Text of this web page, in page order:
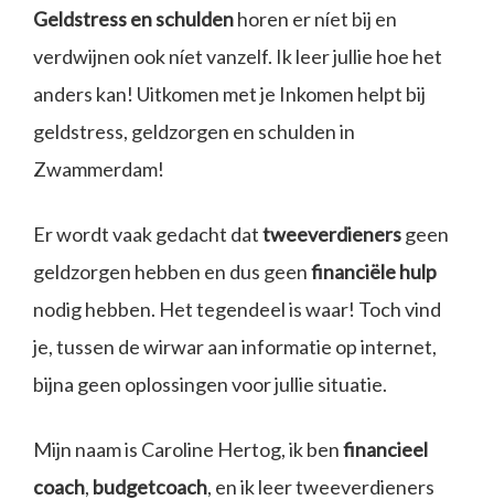
Geldstress en schuldenhoren er níet bij en
verdwijnen ook níet vanzelf. Ik leer jullie hoe het
anders kan! Uitkomen met je Inkomen helpt bij
geldstress, geldzorgen en schulden in
Zwammerdam!
Er wordt vaak gedacht dattweeverdienersgeen
geldzorgen hebben en dus geenfinanciële hulp
nodig hebben. Het tegendeel is waar! Toch vind
je, tussen de wirwar aan informatie op internet,
bijna geen oplossingen voor jullie situatie.
Mijn naam is Caroline Hertog, ik benfinancieel
coach, budgetcoach, en ik leer tweeverdieners